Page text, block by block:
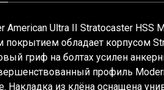
American Ultra II Stratocaster HSS
покрытием обладает корпусом
гриф на болтах усилен
профиль
Накладка из клёна оснащена